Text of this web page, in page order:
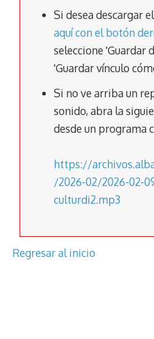
b
o
o
k
s
A
p
p
gr
a
m
y
Li
n
k
Si desea descargar
aquí con el botón
seleccione 'Guardar
'Guardar vínculo
Si no ve arriba un
sonido, abra la
desde un programa
https://
/2026-02/2026-02-
culturdi2.mp3
Regresar al inicio